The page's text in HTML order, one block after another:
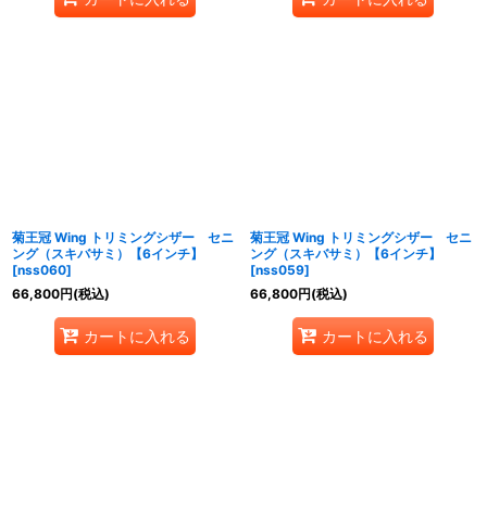
菊王冠 Wing トリミングシザー セニ
ング（スキバサミ）【6インチ】
[nss060]
66,800円(税込)
カートに入れる
菊王冠 Wing トリミングシザー セニ
ング（スキバサミ）【6インチ】
[nss059]
66,800円(税込)
カートに入れる